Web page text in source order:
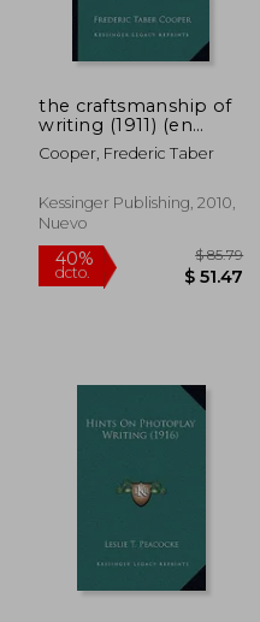
dcto. $ 30.14
the craftsmanship of
writing (1911) (en
Inglés)
Cooper, Frederic Taber
Kessinger Publishing, 2010,
Nuevo